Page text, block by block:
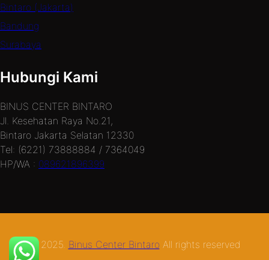
Bintaro (Jakarta)
Bandung
Surabaya
Hubungi Kami
BINUS CENTER BINTARO
Jl. Kesehatan Raya No.21,
Bintaro Jakarta Selatan 12330
Tel: (6221) 73888884 / 7364049
HP/WA : 089621896399
© 2025. Binus Center BintaroAll rights reserved